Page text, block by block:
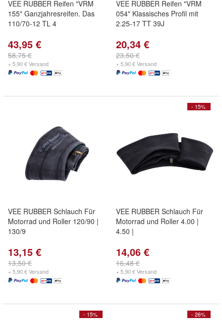
VEE RUBBER Reifen "VRM
155" Ganzjahresreifen. Das
110/70-12 TL 4
43,95 €
58,75 €
+ 5,90 € Versand
VEE RUBBER Reifen "VRM
054" Klassisches Profil mit
2.25-17 TT 39J
20,34 €
23,50 €
+ 5,90 € Versand
VEE RUBBER Schlauch Für
Motorrad und Roller 120/90 |
130/9
13,15 €
13,50 €
+ 5,90 € Versand
- 15%
VEE RUBBER Schlauch Für
Motorrad und Roller 4.00 |
4.50 |
14,06 €
16,48 €
+ 5,90 € Versand
- 15% - 26%